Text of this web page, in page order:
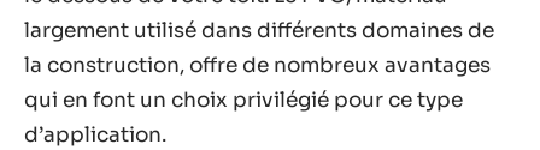
largement utilisé dans différents domaines de
la construction, offre de nombreux avantages
qui en font un choix privilégié pour ce type
d’application.